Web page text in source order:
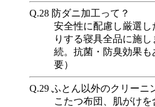
Q.28 防ダニ加工って？
安全性に配慮し厳選
りする寝具全品に施
続。抗菌・防臭効果
要）
Q.29 ふとん以外のクリーニ
こたつ布団、肌がけ